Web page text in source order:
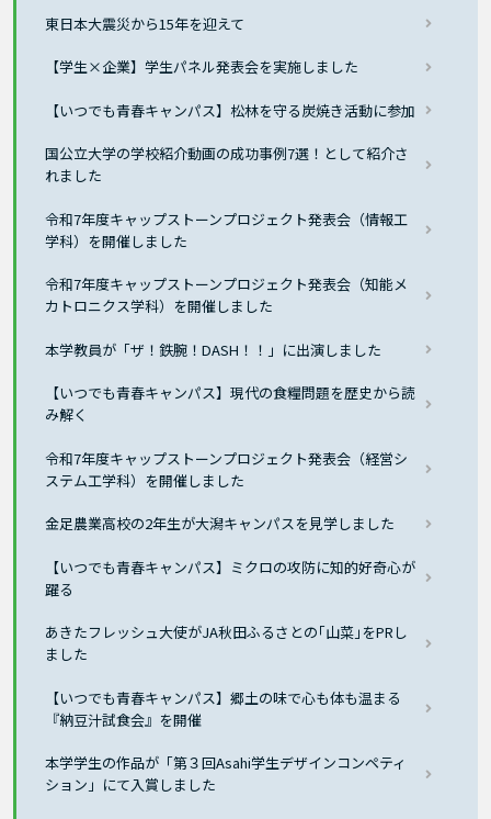
東日本大震災から15年を迎えて
【学生×企業】学生パネル発表会を実施しました
【いつでも青春キャンパス】松林を守る炭焼き活動に参加
国公立大学の学校紹介動画の成功事例7選！として紹介さ
れました
令和7年度キャップストーンプロジェクト発表会（情報工
学科）を開催しました
令和7年度キャップストーンプロジェクト発表会（知能メ
カトロニクス学科）を開催しました
本学教員が「ザ！鉄腕！DASH！！」に出演しました
【いつでも青春キャンパス】現代の食糧問題を歴史から読
み解く
令和7年度キャップストーンプロジェクト発表会（経営シ
ステム工学科）を開催しました
金足農業高校の2年生が大潟キャンパスを見学しました
【いつでも青春キャンパス】ミクロの攻防に知的好奇心が
躍る
あきたフレッシュ大使がJA秋田ふるさとの｢山菜｣をPRし
ました
【いつでも青春キャンパス】郷土の味で心も体も温まる
『納豆汁試食会』を開催
本学学生の作品が「第３回Asahi学生デザインコンペティ
ション」にて入賞しました